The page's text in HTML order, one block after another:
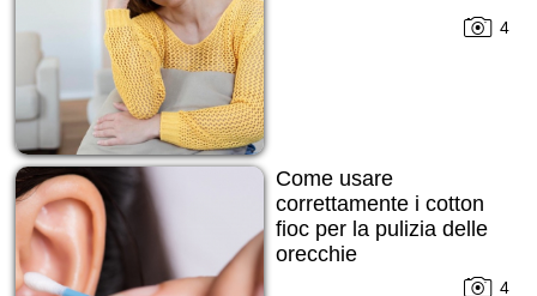
4
Come usare
correttamente i cotton
fioc per la pulizia delle
orecchie
4